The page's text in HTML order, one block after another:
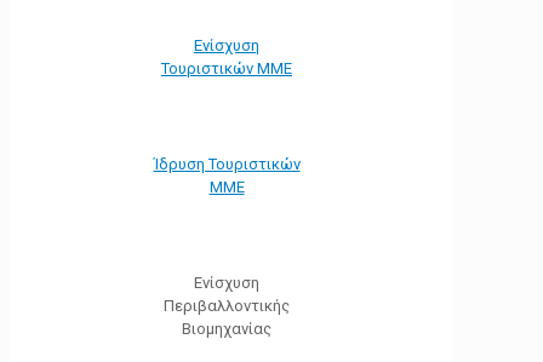
Ενίσχυση
Τουριστικών ΜΜΕ
Ίδρυση Τουριστικών
ΜΜΕ
Ενίσχυση
Περιβαλλοντικής
Βιομηχανίας